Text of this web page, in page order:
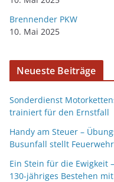
Brennender PKW
10. Mai 2025
Neueste Beiträge
Sonderdienst
trainiert für den Ernstfall
Handy am Steuer –
Busunfall stellt
Ein Stein für die Ewigkeit
130-jähriges Bestehen